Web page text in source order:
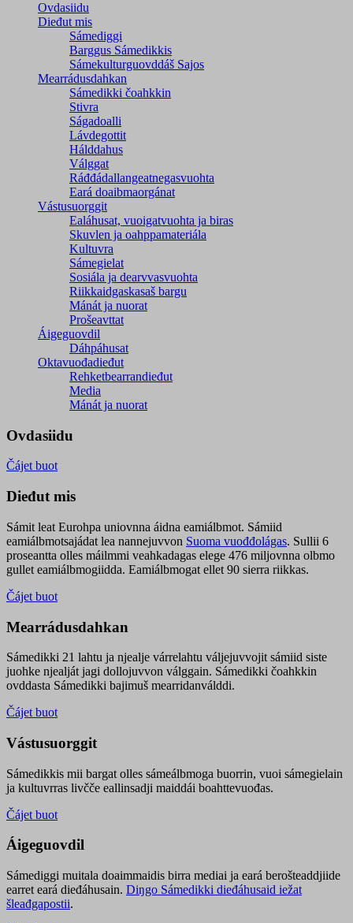
Ovdasiidu
Dieđut mis
Sámediggi
Barggus Sámedikkis
Sámekulturguovddáš Sajos
Mearrádusdahkan
Sámedikki čoahkkin
Stivra
Ságadoalli
Lávdegottit
Hálddahus
Válggat
Ráđđádallangeatnegas­vuohta
Eará doaibmaorgánat
Vástusuorggit
Ealáhusat, vuoigatvuohta ja biras
Skuvlen ja oahppamateriála
Kultuvra
Sámegielat
Sosiála ja dearvvasvuohta
Riikkaidgaskasaš bargu
Mánát ja nuorat
Prošeavttat
Áigeguovdil
Dáhpáhusat
Oktavuođadieđut
Rehketbearrandieđut
Media
Mánát ja nuorat
Ovdasiidu
Čájet buot
Dieđut mis
Sámit leat Eurohpa uniovnna áidna eamiálbmot. Sámiid
eamiálbmotsajádat lea nannejuvvon Suoma vuođđolágas. Sullii 6
proseantta olles máilmmi veahkadagas elege 476 miljovnna olbmo
gullet eamiálbmogiidda. Eamiálbmogat ellet 90 sierra riikkas.
Čájet buot
Mearrádusdahkan
Sámedikki 21 lahtu ja njealje várrelahtu váljejuvvojit sámiid siste
juohke njealját jagi dollojuvvon válggain. Sámedikki čoahkkin
ovddasta Sámedikki bajimuš mearridanválddi.
Čájet buot
Vástusuorggit
Sámedikkis mii bargat olles sámeálbmoga buorrin, vuoi sámegielain
ja kultuvrras livčče eallinsadji maiddái boahttevuođas.
Čájet buot
Áigeguovdil
Sámediggi muitala doaimmaidis birra mediai ja eará berošteaddjiide
earret eará dieđáhusain. Diŋgo Sámedikki dieđáhusaid iežat
šleađgapostii.